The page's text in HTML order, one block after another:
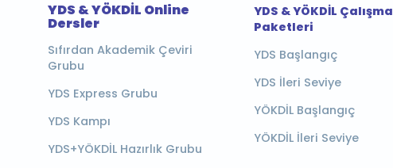
YDS & YÖKDİL Online
Dersler
Sıfırdan Akademik Çeviri
Grubu
YDS Express Grubu
YDS Kampı
YDS+YÖKDİL Hazırlık Grubu
YDS & YÖKDİL Çalışma
Paketleri
YDS Başlangıç
YDS İleri Seviye
YÖKDİL Başlangıç
YÖKDİL İleri Seviye